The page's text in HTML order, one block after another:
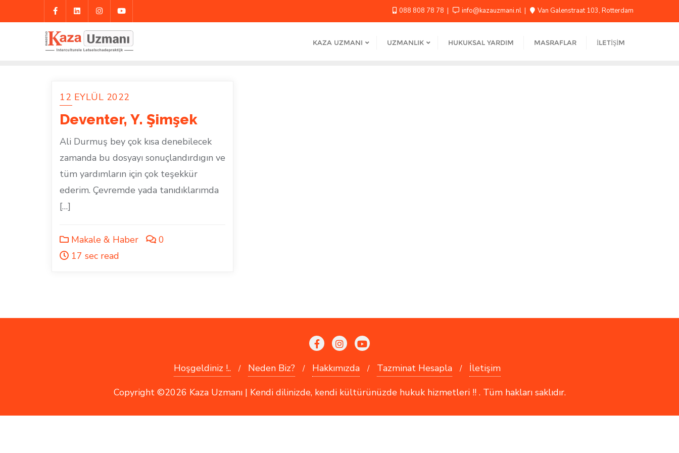
to
088 808 78 78 info@kazauzmani.nl Van Galenstraat 103, Rotterdam
KAZA UZMANI UZMANLIK HUKUKSAL YARDIM MASRAFLAR İLETIŞIM
12 EYLÜL 2022
Deventer, Y. Şimşek
Ali Durmuş bey çok kısa denebilecek
zamanda bu dosyayı sonuçlandırdıgın ve
tüm yardımların için çok teşekkür
ederim. Çevremde yada tanıdıklarımda
[…]
Makale & Haber
0
17 sec read
Hoşgeldiniz !.. Neden Biz? Hakkımızda Tazminat Hesapla
İletişim
Copyright ©2026 Kaza Uzmanı | Kendi dilinizde, kendi kültürünüzde hukuk hizmetleri !! . Tüm hakları saklıdır.